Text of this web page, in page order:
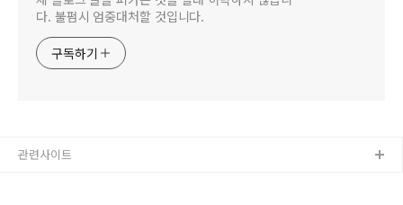
다. 불펌시 엄중대처할 것입니다.
구독하기
관련사이트